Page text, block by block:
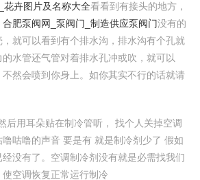
花卉图片及名称大全看看到有接头的地方，
合肥泵阀网_泵阀门_制造供应泵阀门没有的
就可以看到有个排水沟，排水沟有个孔就
水管还气管对着排水孔冲或吹，就可以
然会喷到你身上。如你其实不行的话就请
后用耳朵贴在制冷管听， 找个人关掉空调
咕噜的声音 要是有 就是制冷剂少了 假如
没有了。空调制冷剂没有就是必需找我们
使空调恢复正常运行制冷